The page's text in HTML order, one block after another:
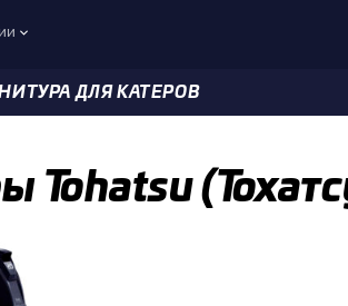
ДЛЯ КАТЕРОВ
Tohatsu